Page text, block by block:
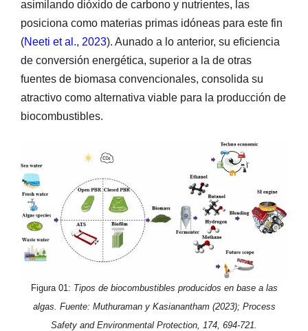
asimilando dióxido de carbono y nutrientes, las
posiciona como materias primas idóneas para este fin
(Neeti et al., 2023). Aunado a lo anterior, su eficiencia
de conversión energética, superior a la de otras
fuentes de biomasa convencionales, consolida su
atractivo como alternativa viable para la producción de
biocombustibles.
Figura 01: Tipos de biocombustibles producidos en base a las
algas. Fuente: Muthuraman y Kasianantham (2023); Process
Safety and Environmental Protection, 174, 694-721.